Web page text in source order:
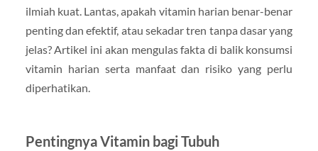
ilmiah kuat. Lantas, apakah vitamin harian benar-benar
penting dan efektif, atau sekadar tren tanpa dasar yang
jelas? Artikel ini akan mengulas fakta di balik konsumsi
vitamin harian serta manfaat dan risiko yang perlu
diperhatikan.
Pentingnya Vitamin bagi Tubuh